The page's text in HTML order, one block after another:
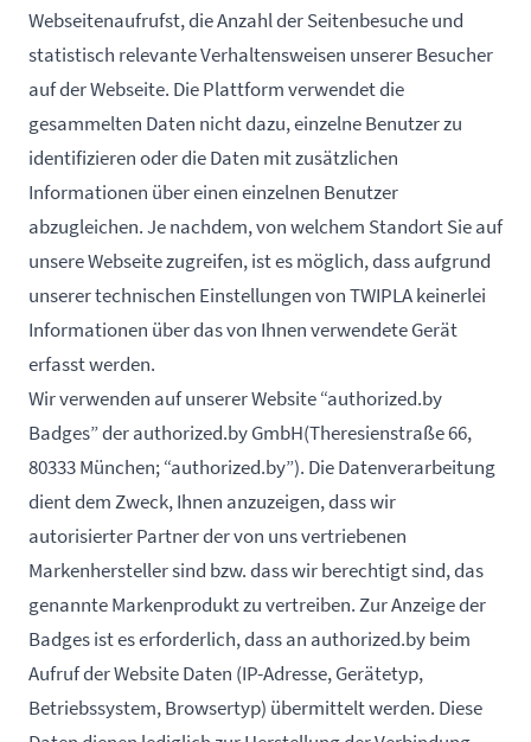
Webseitenaufrufst, die Anzahl der Seitenbesuche und
statistisch relevante Verhaltensweisen unserer Besucher
auf der Webseite. Die Plattform verwendet die
gesammelten Daten nicht dazu, einzelne Benutzer zu
identifizieren oder die Daten mit zusätzlichen
Informationen über einen einzelnen Benutzer
abzugleichen. Je nachdem, von welchem Standort Sie auf
unsere Webseite zugreifen, ist es möglich, dass aufgrund
unserer technischen Einstellungen von TWIPLA keinerlei
Informationen über das von Ihnen verwendete Gerät
erfasst werden.
Wir verwenden auf unserer Website “authorized.by
Badges” der authorized.by GmbH(Theresienstraße 66,
80333 München; “authorized.by”). Die Datenverarbeitung
dient dem Zweck, Ihnen anzuzeigen, dass wir
autorisierter Partner der von uns vertriebenen
Markenhersteller sind bzw. dass wir berechtigt sind, das
genannte Markenprodukt zu vertreiben. Zur Anzeige der
Badges ist es erforderlich, dass an authorized.by beim
Aufruf der Website Daten (IP-Adresse, Gerätetyp,
Betriebssystem, Browsertyp) übermittelt werden. Diese